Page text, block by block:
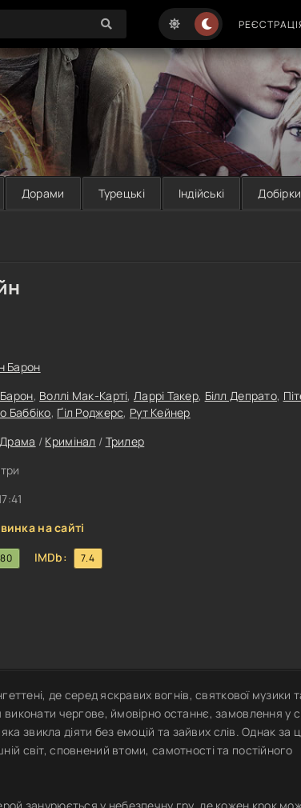
Дорами Турецькі Індійські Добірки
Барон
, Воллі Мак-Карті, Ларрі Такер, Білл Депрато,
Баббіко, Ґіл Роджерс, Рут Кейнер
Драма / Кримінал / Трилер
на сайті
IMDb: 7.4
де серед яскравих вогнів, святкової музики
виконати чергове, ймовірно останнє, замовлення у
звикла діяти без емоцій та зайвих слів. Однак за
світ, сповнений втоми, самотності та постійного